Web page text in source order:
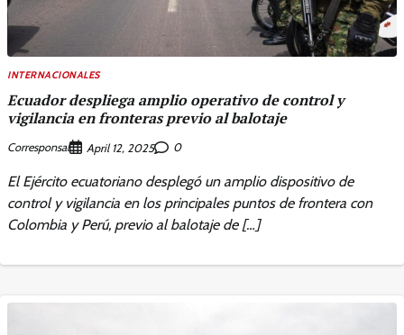
INTERNACIONALES
Ecuador despliega amplio operativo de control y
vigilancia en fronteras previo al balotaje
Corresponsal April 12, 2025 0
El Ejército ecuatoriano desplegó un amplio dispositivo de
control y vigilancia en los principales puntos de frontera con
Colombia y Perú, previo al balotaje de […]